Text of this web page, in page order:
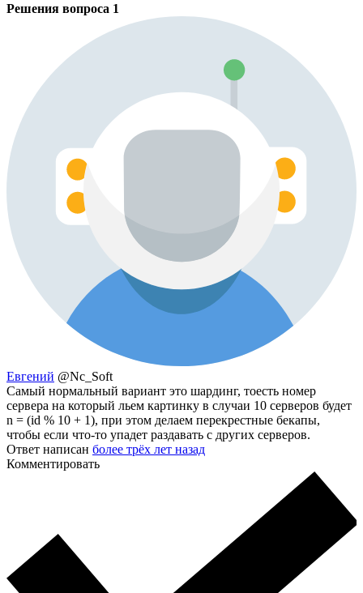
Решения вопроса 1
Евгений @Nc_Soft
Самый нормальный вариант это шардинг, тоесть номер
сервера на который льем картинку в случаи 10 серверов будет
n = (id % 10 + 1), при этом делаем перекрестные бекапы,
чтобы если что-то упадет раздавать с других серверов.
Ответ написан более трёх лет назад
Комментировать